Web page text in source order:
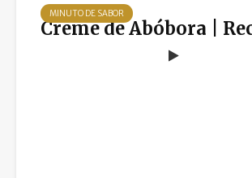
MINUTO DE SABOR
Creme de Abóbora |